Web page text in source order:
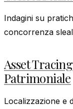
Indagini su
concorrenza
Asset
Patrimoniale
Localizzazione e